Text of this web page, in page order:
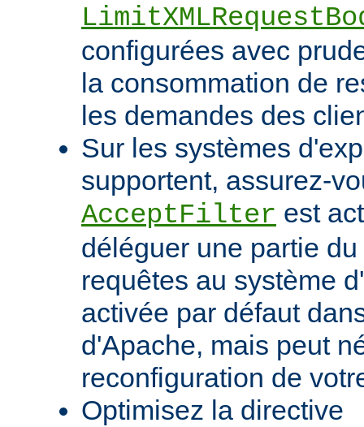
configurées avec
la consommation de
les demandes des
Sur les systèmes
supportent, assurez-
AcceptFilter est
déléguer une partie
requêtes au système
activée par défaut
d'Apache, mais peut
reconfiguration de
Optimisez la directive